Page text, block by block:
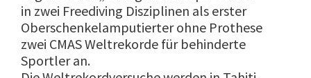
in zwei Freediving Disziplinen als erster
Oberschenkelamputierter ohne Prothese
zwei CMAS Weltrekorde für behinderte
Sportler an.